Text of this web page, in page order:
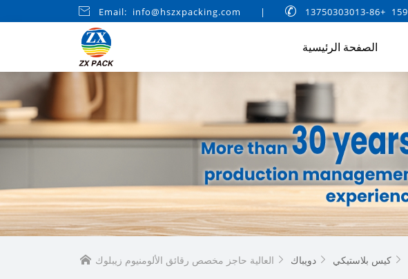
 Email: info@hszxpacking.com | 
الصفحة الرئيسية
  كيس بلاستيكي  دويباك 